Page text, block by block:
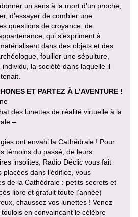
un sens à la mort d’un proche,
d’essayer de combler une
questions de croyance, de
qui s’expriment à
dans des objets et des
fouiller une sépulture,
individu, la société dans laquelle il
ET PARTEZ À L’AVENTURE !
des lunettes de réalité virtuelle à la
–
ont envahi la Cathédrale ! Pour
témoins du passé, de leurs
insolites, Radio Déclic vous fait
dans l’édifice, vous
de la Cathédrale : petits secrets et
libre et gratuit toute l’année)
chaussez vos lunettes ! Venez
en convaincant le célèbre